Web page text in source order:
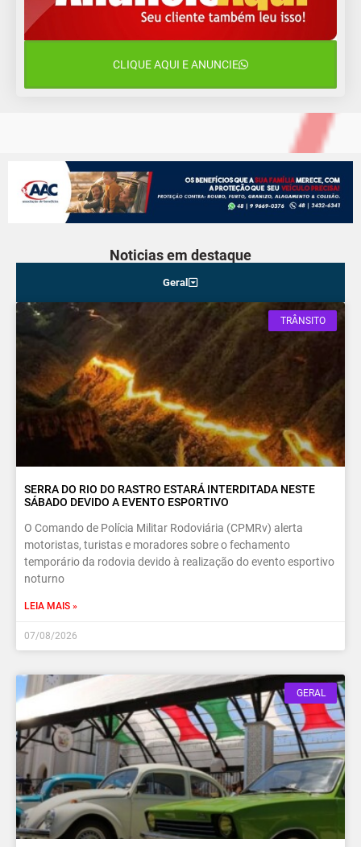
CLIQUE AQUI E ANUNCIE
Noticias em destaque
Geral
TRÂNSITO
SERRA DO RIO DO RASTRO ESTARÁ INTERDITADA NESTE
SÁBADO DEVIDO A EVENTO ESPORTIVO
O Comando de Polícia Militar Rodoviária (CPMRv) alerta
motoristas, turistas e moradores sobre o fechamento
temporário da rodovia devido à realização do evento esportivo
noturno
LEIA MAIS »
07/08/2026
GERAL